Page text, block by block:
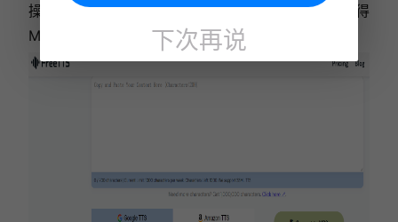
操作简单：用户只需复制粘贴文本，稍等片刻即可获得
MP3 格式的音频文件。下次再说